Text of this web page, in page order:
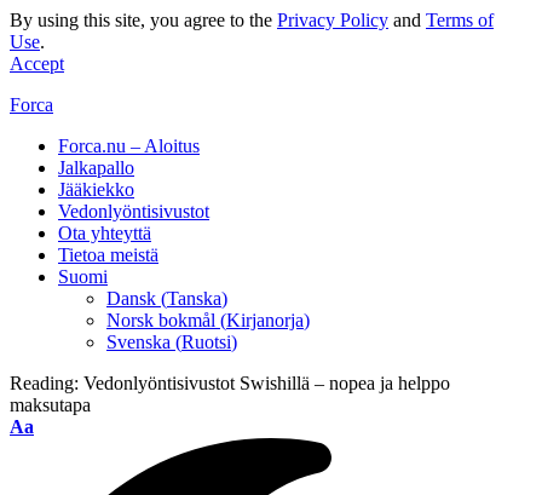
By using this site, you agree to the Privacy Policy and Terms of
Use.
Accept
Forca
Forca.nu – Aloitus
Jalkapallo
Jääkiekko
Vedonlyöntisivustot
Ota yhteyttä
Tietoa meistä
Suomi
Dansk (Tanska)
Norsk bokmål (Kirjanorja)
Svenska (Ruotsi)
Reading: Vedonlyöntisivustot Swishillä – nopea ja helppo
maksutapa
Aa